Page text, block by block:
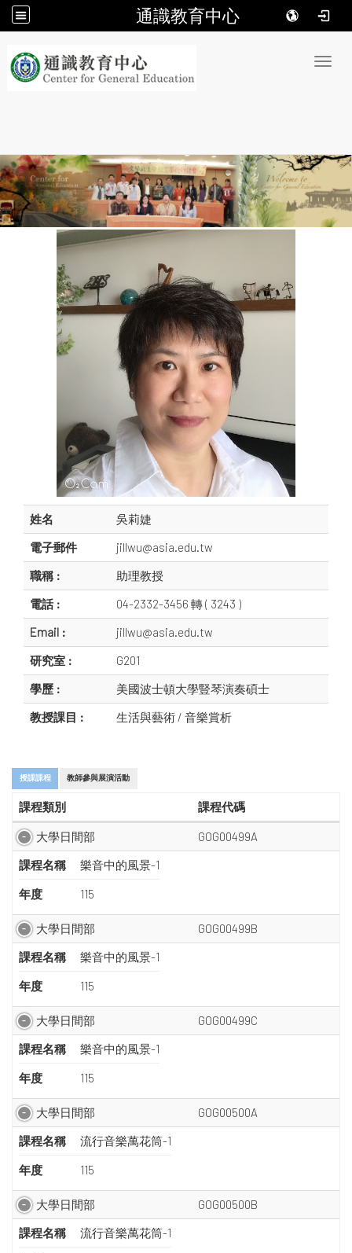
通識教育中心
姓名
吳莉婕
電子郵件
jillwu@asia.edu.tw
職稱 :
助理教授
電話 :
04-2332-3456 轉 ( 3243 )
Email :
jillwu@asia.edu.tw
研究室 :
G201
學歷 :
美國波士頓大學豎琴演奏碩士
教授課目 :
生活與藝術 / 音樂賞析
授課課程 教師參與展演活動
課程類別 課程代碼
大學日間部
GOG00499A
課程名稱
樂音中的風景-1
年度 115
大學日間部
GOG00499B
課程名稱
樂音中的風景-1
年度 115
大學日間部
GOG00499C
課程名稱
樂音中的風景-1
年度 115
大學日間部
GOG00500A
課程名稱
流行音樂萬花筒-1
年度 115
大學日間部
GOG00500B
課程名稱
流行音樂萬花筒-1